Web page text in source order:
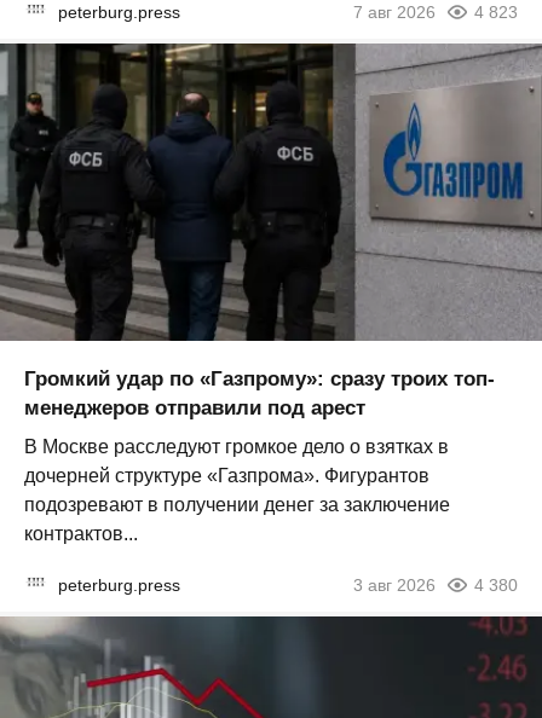
peterburg.press 7 авг 2026 4 823
Громкий удар по «Газпрому»: сразу троих топ-
менеджеров отправили под арест
В Москве расследуют громкое дело о взятках в
дочерней структуре «Газпрома». Фигурантов
подозревают в получении денег за заключение
контрактов...
peterburg.press 3 авг 2026 4 380